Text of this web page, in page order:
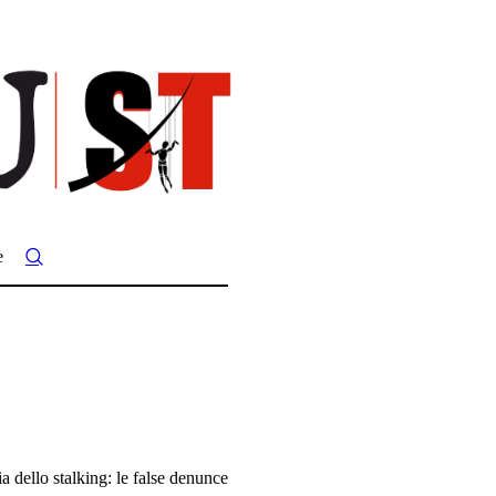
dello stalking: le false denunce